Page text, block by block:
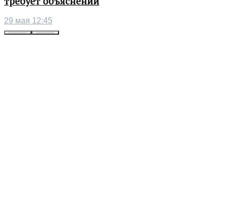
29 мая 12:45